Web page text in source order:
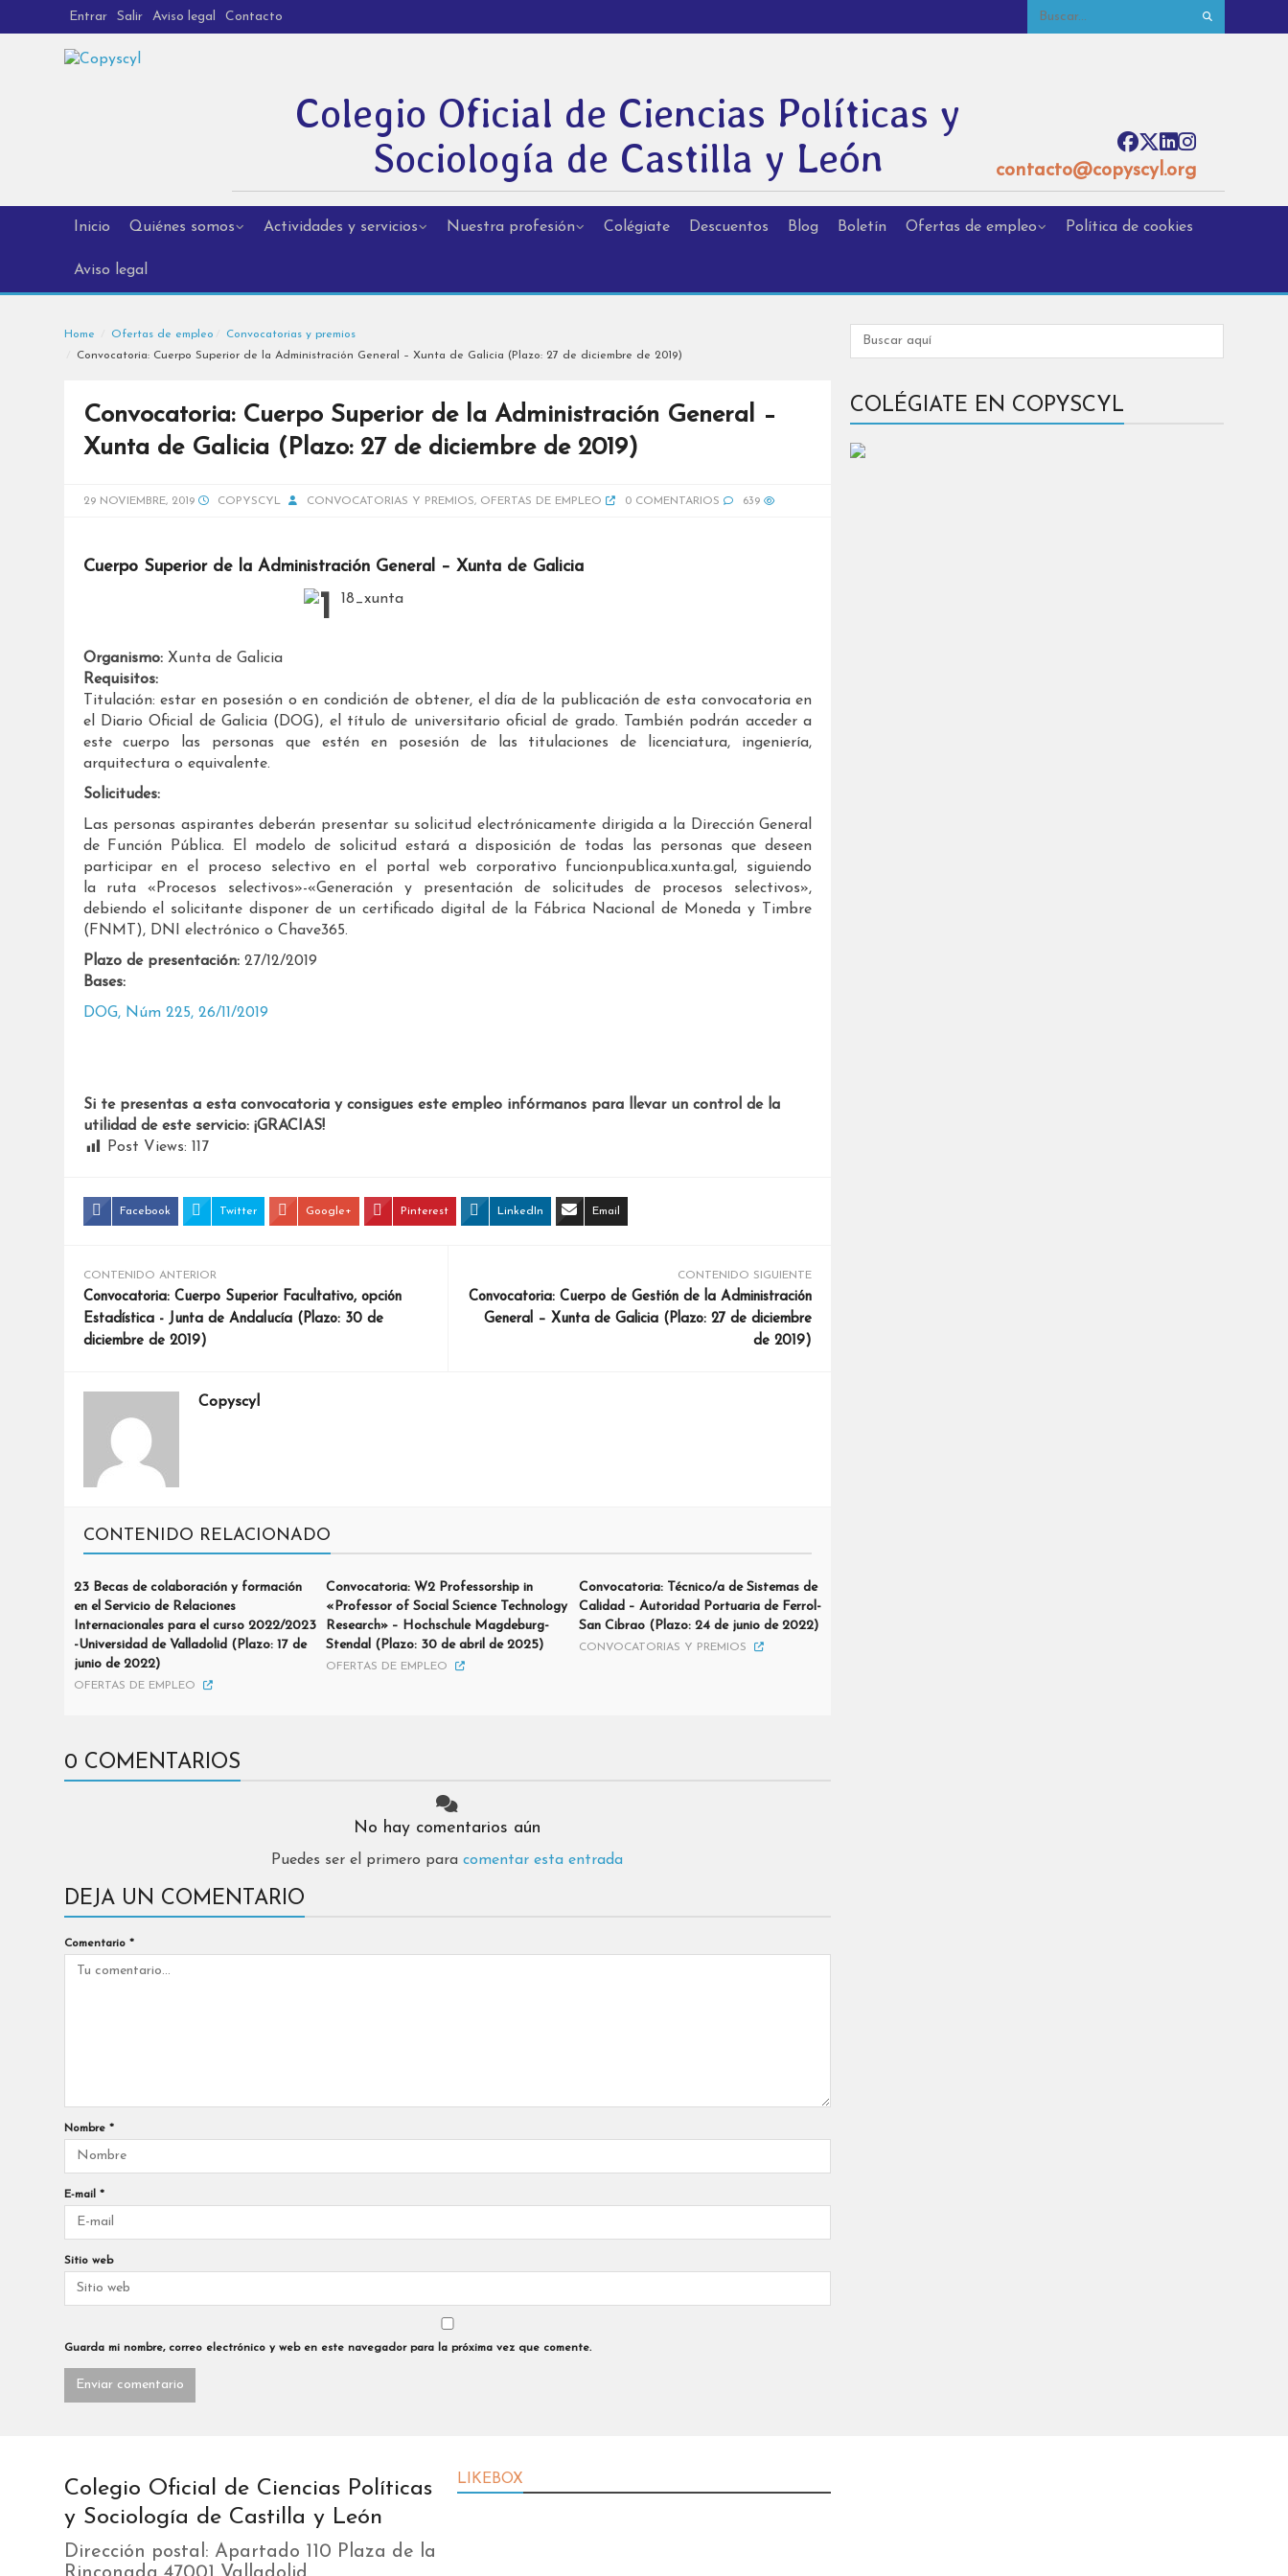
Entrar Salir Aviso legal Contacto
Colegio Oficial de Ciencias Políticas y
Sociología de Castilla y León
contacto@copyscyl.org
Inicio Quiénes somos Actividades y servicios Nuestra profesión Colégiate Descuentos Blog Boletín Ofertas de empleo Política de cookies
Aviso legal
Home Ofertas de empleo
Convocatorias y premios
Convocatoria: Cuerpo Superior de la Administración General – Xunta de Galicia (Plazo: 27 de diciembre de 2019)
Convocatoria: Cuerpo Superior de la Administración General –
Xunta de Galicia (Plazo: 27 de diciembre de 2019)
29 NOVIEMBRE, 2019 COPYSCYL CONVOCATORIAS Y PREMIOS, OFERTAS DE EMPLEO 0 COMENTARIOS 639
Cuerpo Superior de la Administración General – Xunta de Galicia
Organismo: Xunta de Galicia
Requisitos:
Titulación: estar en posesión o en condición de obtener, el día de la publicación de esta convocatoria en
el Diario Oficial de Galicia (DOG), el título de universitario oficial de grado. También podrán acceder a
este cuerpo las personas que estén en posesión de las titulaciones de licenciatura, ingeniería,
arquitectura o equivalente.
Solicitudes:
Las personas aspirantes deberán presentar su solicitud electrónicamente dirigida a la Dirección General
de Función Pública. El modelo de solicitud estará a disposición de todas las personas que deseen
participar en el proceso selectivo en el portal web corporativo funcionpublica.xunta.gal, siguiendo
la ruta «Procesos selectivos»-«Generación y presentación de solicitudes de procesos selectivos»,
debiendo el solicitante disponer de un certificado digital de la Fábrica Nacional de Moneda y Timbre
(FNMT), DNI electrónico o Chave365.
Plazo de presentación: 27/12/2019
Bases:
DOG, Núm 225, 26/11/2019
Si te presentas a esta convocatoria y consigues este empleo infórmanos para llevar un control de la
utilidad de este servicio: ¡GRACIAS!
Post Views: 117
Facebook Twitter Google+ Pinterest LinkedIn Email
CONTENIDO ANTERIOR
Convocatoria: Cuerpo Superior Facultativo, opción
Estadística - Junta de Andalucía (Plazo: 30 de
diciembre de 2019)
CONTENIDO SIGUIENTE
Convocatoria: Cuerpo de Gestión de la Administración
General – Xunta de Galicia (Plazo: 27 de diciembre
de 2019)
Copyscyl
CONTENIDO RELACIONADO
23 Becas de colaboración y formación
en el Servicio de Relaciones
Internacionales para el curso 2022/2023
-Universidad de Valladolid (Plazo: 17 de
junio de 2022)
OFERTAS DE EMPLEO
Convocatoria: W2 Professorship in
«Professor of Social Science Technology
Research» – Hochschule Magdeburg-
Stendal (Plazo: 30 de abril de 2025)
OFERTAS DE EMPLEO
Convocatoria: Técnico/a de Sistemas de
Calidad – Autoridad Portuaria de Ferrol-
San Cibrao (Plazo: 24 de junio de 2022)
CONVOCATORIAS Y PREMIOS
0 COMENTARIOS
No hay comentarios aún
Puedes ser el primero paracomentar esta entrada
DEJA UN COMENTARIO
Comentario *
Nombre *
E-mail *
Sitio web
Guarda mi nombre, correo electrónico y web en este navegador para la próxima vez que comente.
COLÉGIATE EN COPYSCYL
Colegio Oficial de Ciencias Políticas
y Sociología de Castilla y León
Dirección postal: Apartado 110 Plaza de la
LIKEBOX